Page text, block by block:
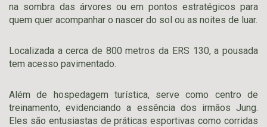
na sombra das árvores ou em pontos estratégicos para
quem quer acompanhar o nascer do sol ou as noites de luar.
Localizada a cerca de 800 metros da ERS 130, a pousada
tem acesso pavimentado.
Além de hospedagem turística, serve como centro de
treinamento, evidenciando a essência dos irmãos Jung.
Eles são entusiastas de práticas esportivas como corridas